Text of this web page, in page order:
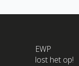
EWP
lost het op!